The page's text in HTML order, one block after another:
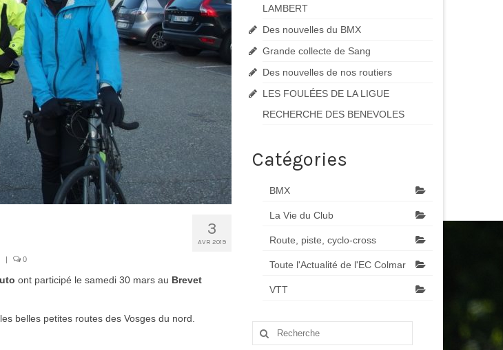
3
AVR 2019
| 0
ont participé le samedi 30 mars au Brevet
belles petites routes des Vosges du nord.
LAMBERT
Des nouvelles du BMX
Grande collecte de Sang
Des nouvelles de nos routiers
LES FOULÉES DE LA LIGUE
RECHERCHE DES BENEVOLES
Catégories
BMX
La Vie du Club
Route, piste, cyclo-cross
Toute l'Actualité de l'EC Colmar
VTT
Rechercher